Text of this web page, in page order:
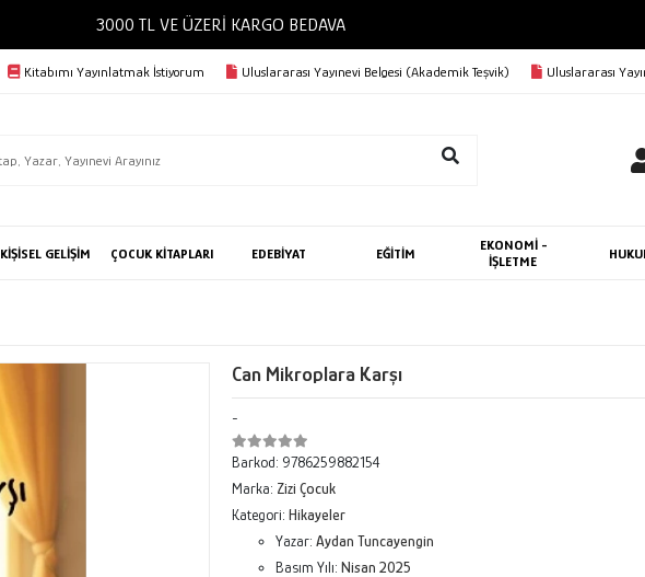
3000 TL VE ÜZERİ KARGO BEDAVA
Kitabımı Yayınlatmak İstiyorum Uluslararası Yayınevi Belgesi (Akademik Teşvik) Uluslararası
KİŞİSEL GELİŞİM ÇOCUK KİTAPLARI EDEBİYAT EĞİTİM
EKONOMİ -
İŞLETME
Can Mikroplara Karşı
-
Barkod: 9786259882154
Marka: Zizi Çocuk
Kategori: Hikayeler
Yazar: Aydan Tuncayengin
Basım Yılı: Nisan 2025